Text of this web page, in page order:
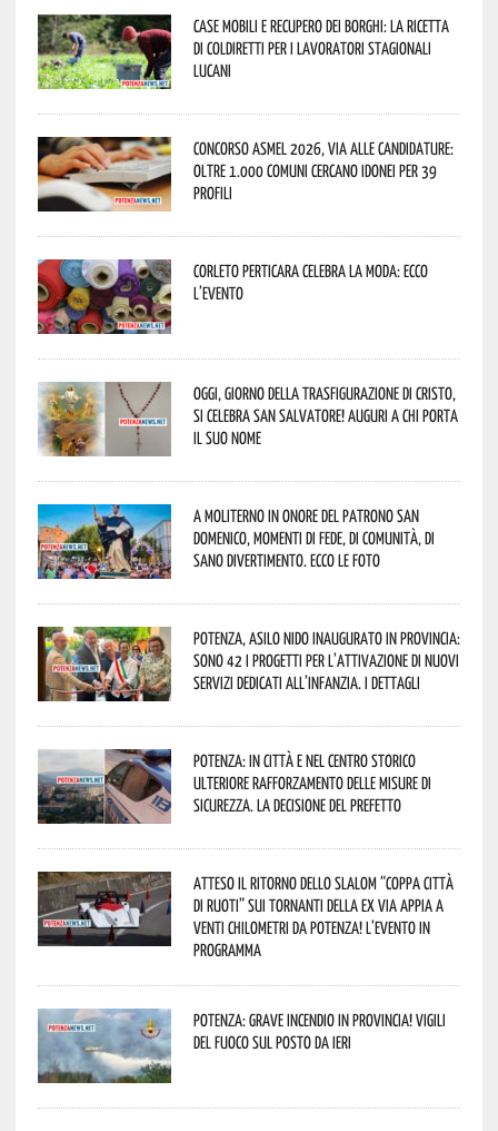
Case mobili e recupero dei borghi: la ricetta
di Coldiretti per i lavoratori stagionali
lucani
Concorso Asmel 2026, via alle candidature:
oltre 1.000 Comuni cercano idonei per 39
profili
Corleto Perticara celebra la moda: ecco
l’evento
Oggi, giorno della Trasfigurazione di Cristo,
si celebra San Salvatore! Auguri a chi porta
il suo nome
A Moliterno in onore del Patrono San
Domenico, momenti di fede, di comunità, di
sano divertimento. Ecco le foto
Potenza, asilo nido inaugurato in provincia:
sono 42 i progetti per l’attivazione di nuovi
servizi dedicati all’infanzia. I dettagli
Potenza: in città e nel centro storico
ulteriore rafforzamento delle misure di
sicurezza. La decisione del Prefetto
Atteso il ritorno dello slalom “Coppa Città
di Ruoti” sui tornanti della ex via Appia a
venti chilometri da Potenza! L’evento in
programma
Potenza: grave incendio in Provincia! Vigili
del fuoco sul posto da ieri